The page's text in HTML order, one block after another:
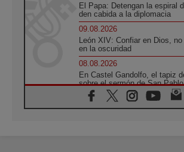
El Papa: Detengan la espiral
den cabida a la diplomacia
09.08.2026
León XIV: Confiar en Dios,
en la oscuridad
08.08.2026
En Castel Gandolfo, el tapiz
sobre el sermón de San Pablo
08.08.2026
En Colombia, «la paz no se